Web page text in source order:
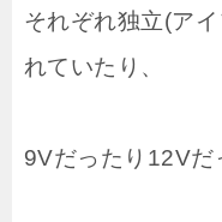
それぞれ独立(ア
れていたり、
9Vだったり12Vだ